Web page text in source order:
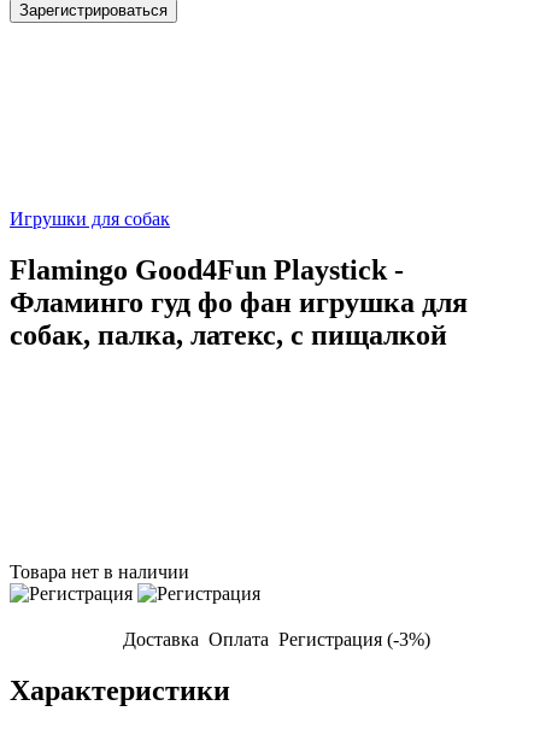
Зарегистрироваться
Игрушки для собак
Flamingo Good4Fun Playstick -
Фламинго гуд фо фан игрушка для
собак, палка, латекс, с пищалкой
Товара нет в наличии
Доставка Оплата Регистрация (-3%)
Характеристики